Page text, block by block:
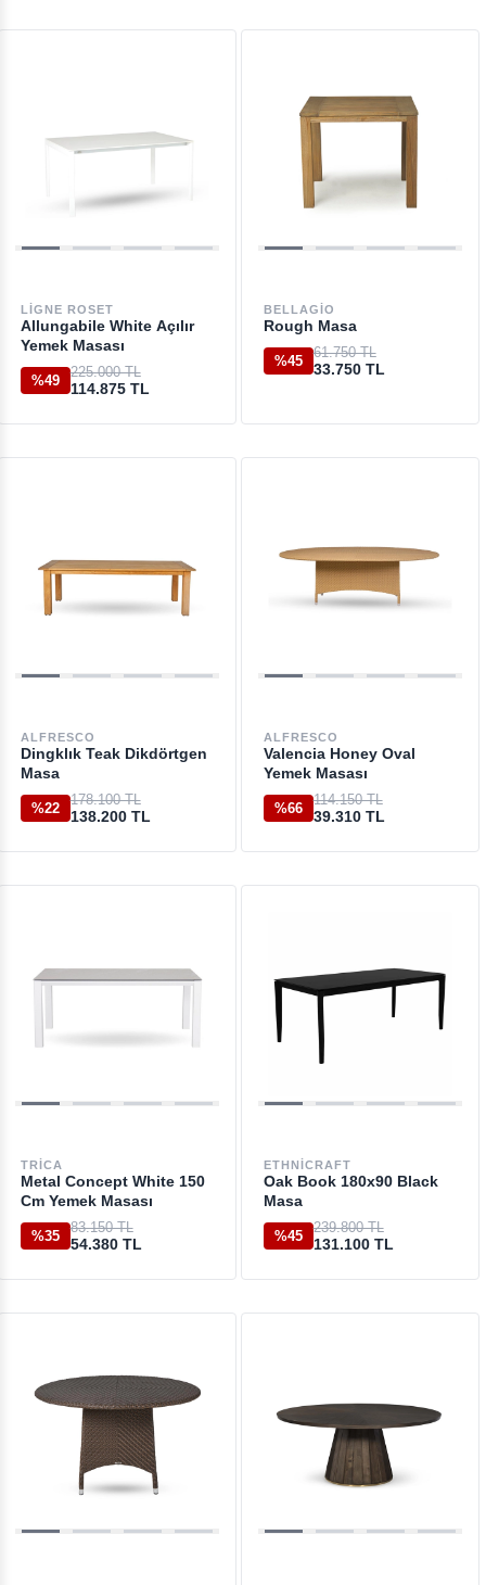
LIGNE ROSET
Allungabile White Açılır
Yemek Masası
%49
225.000 TL
114.875 TL
BELLAGIO
Rough Masa
%45
61.750 TL
33.750 TL
ALFRESCO
Dingklık Teak Dikdörtgen
Masa
%22
178.100 TL
138.200 TL
ALFRESCO
Valencia Honey Oval
Yemek Masası
%66
114.150 TL
39.310 TL
TRICA
Metal Concept White 150
Cm Yemek Masası
%35
83.150 TL
54.380 TL
ETHNICRAFT
Oak Book 180x90 Black
Masa
%45
239.800 TL
131.100 TL